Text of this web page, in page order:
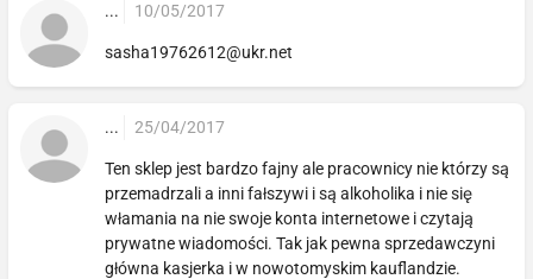
... 10/05/2017
sasha19762612@ukr.net
... 25/04/2017
Ten sklep jest bardzo fajny ale pracownicy nie którzy są
przemadrzali a inni fałszywi i są alkoholika i nie się
włamania na nie swoje konta internetowe i czytają
prywatne wiadomości. Tak jak pewna sprzedawczyni
główna kasjerka i w nowotomyskim kauflandzie.